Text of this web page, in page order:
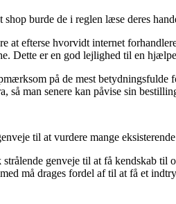
burde de i reglen læse deres
at efterse hvorvidt internet
Dette er en god lejlighed til en
på de mest
så man senere kan påvise sin
til at vurdere mange
genveje til at få kendskab
må drages fordel af til at få et